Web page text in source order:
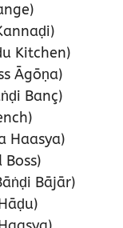
Kitchen)
Āgōṇa)
Banç)
Haasya)
Bājār)